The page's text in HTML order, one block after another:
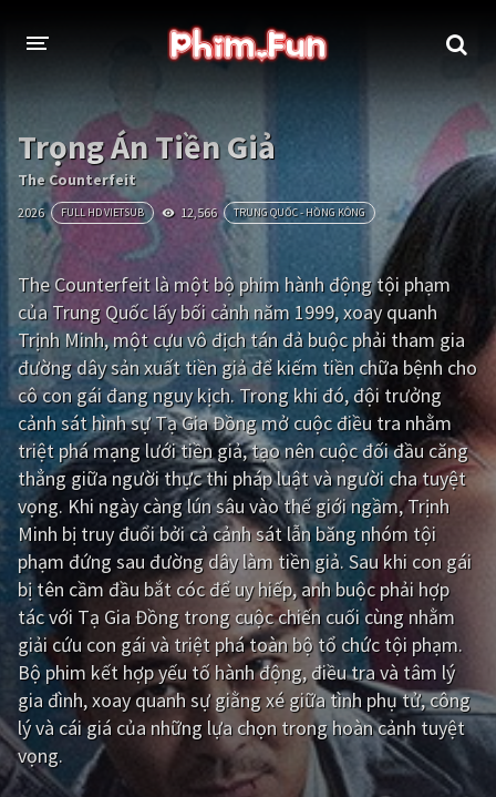
THỂ LOẠI
Thần thoại - Cổ trang Hành động
Tâm lý Chiến tranh
Võ thuật - Kiếm hiệp Nhạc kịch
Kinh dị Tội phạm - Hình sự
Phiêu lưu Hài hước
Viễn tưởng Khoa học - Tài liệu
Hoạt hình Thể thao
Tình cảm - Lãng mạn Kỳ ảo
Giật gân Gia đình
Bí ẩn Lịch sử
Viễn Tây Tiểu sử
GameShow DramaTV
QUỐC GIA
Âu - Mỹ Trung Quốc - Hồng Kông
Trọng Án Tiền Giả
The Counterfeit
2026 FULL HD VIETSUB 12,566 TRUNG QUỐC - HỒNG KÔNG
The Counterfeit là một bộ phim hành động tội phạm
của Trung Quốc lấy bối cảnh năm 1999, xoay quanh
Trịnh Minh, một cựu vô địch tán đả buộc phải tham gia
đường dây sản xuất tiền giả để kiếm tiền chữa bệnh cho
cô con gái đang nguy kịch. Trong khi đó, đội trưởng
cảnh sát hình sự Tạ Gia Đồng mở cuộc điều tra nhằm
triệt phá mạng lưới tiền giả, tạo nên cuộc đối đầu căng
thẳng giữa người thực thi pháp luật và người cha tuyệt
vọng. Khi ngày càng lún sâu vào thế giới ngầm, Trịnh
Minh bị truy đuổi bởi cả cảnh sát lẫn băng nhóm tội
phạm đứng sau đường dây làm tiền giả. Sau khi con gái
bị tên cầm đầu bắt cóc để uy hiếp, anh buộc phải hợp
tác với Tạ Gia Đồng trong cuộc chiến cuối cùng nhằm
giải cứu con gái và triệt phá toàn bộ tổ chức tội phạm.
Bộ phim kết hợp yếu tố hành động, điều tra và tâm lý
gia đình, xoay quanh sự giằng xé giữa tình phụ tử, công
lý và cái giá của những lựa chọn trong hoàn cảnh tuyệt
vọng.